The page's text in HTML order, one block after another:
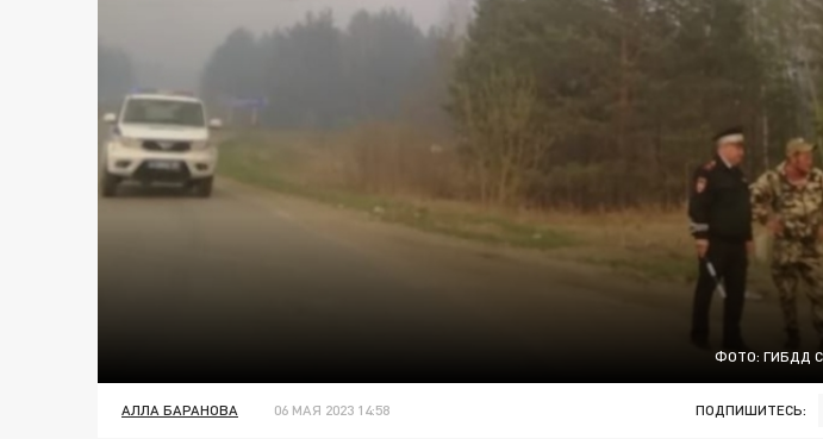
ФОТО: ГИБДД
АЛЛА БАРАНОВА 06 МАЯ 2023 14:58 ПОДПИШИТЕСЬ: